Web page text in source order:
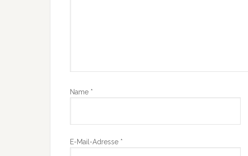
Name *
E-Mail-Adresse *